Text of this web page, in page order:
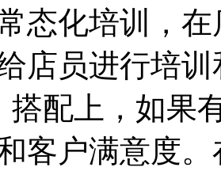
态化培训，
店员进行培
搭配上，如果
客户满意度